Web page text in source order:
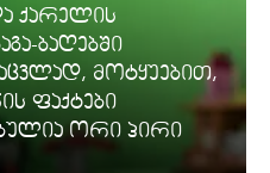
ქარელის
ბაღებში
მოტყუებით,
ფაქტები
ორი პირი